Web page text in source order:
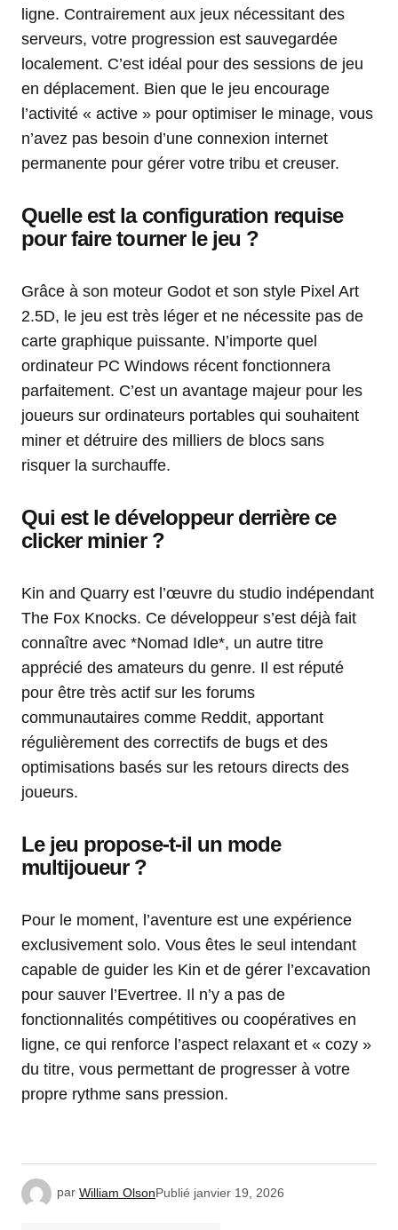
ligne. Contrairement aux jeux nécessitant des
serveurs, votre progression est sauvegardée
localement. C’est idéal pour des sessions de jeu
en déplacement. Bien que le jeu encourage
l’activité « active » pour optimiser le minage, vous
n’avez pas besoin d’une connexion internet
permanente pour gérer votre tribu et creuser.
Quelle est la configuration requise
pour faire tourner le jeu ?
Grâce à son moteur Godot et son style Pixel Art
2.5D, le jeu est très léger et ne nécessite pas de
carte graphique puissante. N’importe quel
ordinateur PC Windows récent fonctionnera
parfaitement. C’est un avantage majeur pour les
joueurs sur ordinateurs portables qui souhaitent
miner et détruire des milliers de blocs sans
risquer la surchauffe.
Qui est le développeur derrière ce
clicker minier ?
Kin and Quarry est l’œuvre du studio indépendant
The Fox Knocks. Ce développeur s’est déjà fait
connaître avec *Nomad Idle*, un autre titre
apprécié des amateurs du genre. Il est réputé
pour être très actif sur les forums
communautaires comme Reddit, apportant
régulièrement des correctifs de bugs et des
optimisations basés sur les retours directs des
joueurs.
Le jeu propose-t-il un mode
multijoueur ?
Pour le moment, l’aventure est une expérience
exclusivement solo. Vous êtes le seul intendant
capable de guider les Kin et de gérer l’excavation
pour sauver l’Evertree. Il n’y a pas de
fonctionnalités compétitives ou coopératives en
ligne, ce qui renforce l’aspect relaxant et « cozy »
du titre, vous permettant de progresser à votre
propre rythme sans pression.
par William OlsonPublié janvier 19, 2026